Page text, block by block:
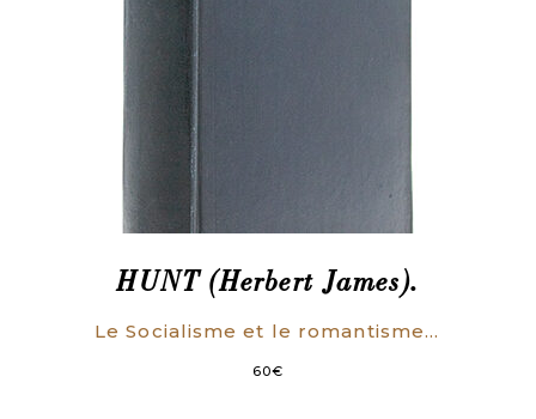
HUNT (Herbert James).
Le Socialisme et le romantisme en France. Étude de la presse socialiste de 1830 à 1848.
60€